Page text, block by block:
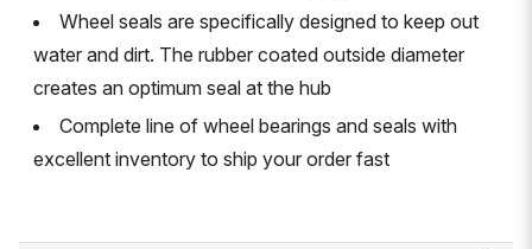
Wheel seals are specifically designed to keep out
water and dirt. The rubber coated outside diameter
creates an optimum seal at the hub
Complete line of wheel bearings and seals with
excellent inventory to ship your order fast